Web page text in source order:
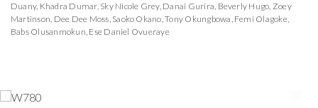
Duany, Khadra Dumar, Sky Nicole Grey, Danai Gurira, Beverly Hugo, Zoey
Martinson, Dee Dee Moss, Saoko Okano,Tony Okungbowa, Femi Olagoke,
Babs Olusanmokun, Ese Daniel Ovueraye